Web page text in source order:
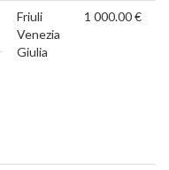
Friuli
Venezia
Giulia
1 000.00 €